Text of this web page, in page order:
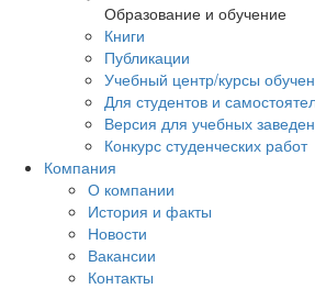
Образование и обучение
Книги
Публикации
Учебный центр/курсы
Для студентов и
Версия для учебных
Конкурс студенческих работ
Компания
О компании
История и факты
Новости
Вакансии
Контакты